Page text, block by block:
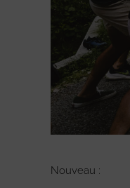
Nouveau :